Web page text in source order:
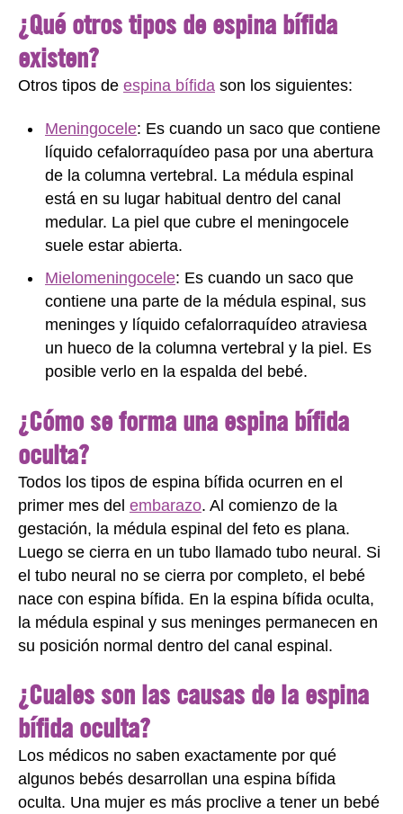
¿Qué otros tipos de espina bífida
existen?
Otros tipos de espina bífida son los siguientes:
Meningocele: Es cuando un saco que contiene
líquido cefalorraquídeo pasa por una abertura
de la columna vertebral. La médula espinal
está en su lugar habitual dentro del canal
medular. La piel que cubre el meningocele
suele estar abierta.
Mielomeningocele: Es cuando un saco que
contiene una parte de la médula espinal, sus
meninges y líquido cefalorraquídeo atraviesa
un hueco de la columna vertebral y la piel. Es
posible verlo en la espalda del bebé.
¿Cómo se forma una espina bífida
oculta?
Todos los tipos de espina bífida ocurren en el
primer mes del embarazo. Al comienzo de la
gestación, la médula espinal del feto es plana.
Luego se cierra en un tubo llamado tubo neural. Si
el tubo neural no se cierra por completo, el bebé
nace con espina bífida. En la espina bífida oculta,
la médula espinal y sus meninges permanecen en
su posición normal dentro del canal espinal.
¿Cuales son las causas de la espina
bífida oculta?
Los médicos no saben exactamente por qué
algunos bebés desarrollan una espina bífida
oculta. Una mujer es más proclive a tener un bebé